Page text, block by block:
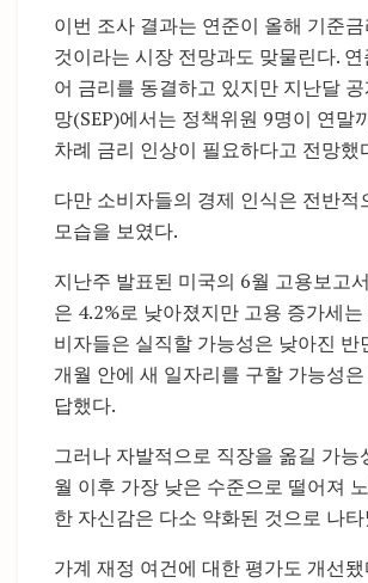
이번 조사 결과는 연준이 올해 기준
것이라는 시장 전망과도 맞물린다.
어 금리를 동결하고 있지만 지난달
망(SEP)에서는 정책위원 9명이 연말
차례 금리 인상이 필요하다고 전망했
다만 소비자들의 경제 인식은 전반적
모습을 보였다.
지난주 발표된 미국의 6월 고용보고
은 4.2%로 낮아졌지만 고용 증가세
비자들은 실직할 가능성은 낮아진 반
개월 안에 새 일자리를 구할 가능성
답했다.
그러나 자발적으로 직장을 옮길 가능
월 이후 가장 낮은 수준으로 떨어져
한 자신감은 다소 약화된 것으로 나
가계 재정 여건에 대한 평가도 개선